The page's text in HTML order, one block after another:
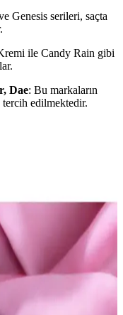
Genesis serileri, saçta
ile Candy Rain gibi
Dae: Bu markaların
tercih edilmektedir.
alan parfümler,
sunar. Florida
bağlamda derin
Kokular ve